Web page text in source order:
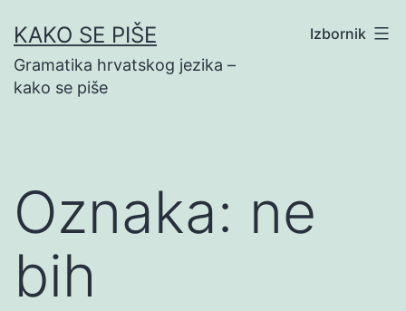
na
sadržaj
KAKO SE PIŠE
Gramatika hrvatskog jezika –
kako se piše
Izbornik
Oznaka: ne
bih